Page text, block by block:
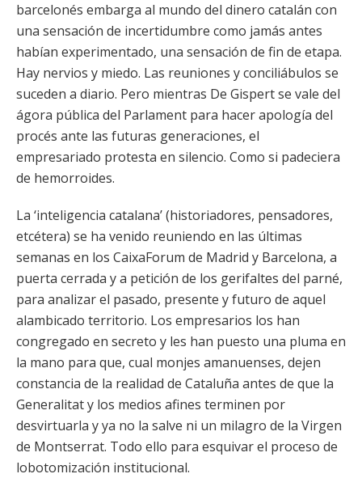
barcelonés embarga al mundo del dinero catalán con
una sensación de incertidumbre como jamás antes
habían experimentado, una sensación de fin de etapa.
Hay nervios y miedo. Las reuniones y conciliábulos se
suceden a diario. Pero mientras De Gispert se vale del
ágora pública del Parlament para hacer apología del
procés ante las futuras generaciones, el
empresariado protesta en silencio. Como si padeciera
de hemorroides.
La ‘inteligencia catalana’ (historiadores, pensadores,
etcétera) se ha venido reuniendo en las últimas
semanas en los CaixaForum de Madrid y Barcelona, a
puerta cerrada y a petición de los gerifaltes del parné,
para analizar el pasado, presente y futuro de aquel
alambicado territorio. Los empresarios los han
congregado en secreto y les han puesto una pluma en
la mano para que, cual monjes amanuenses, dejen
constancia de la realidad de Cataluña antes de que la
Generalitat y los medios afines terminen por
desvirtuarla y ya no la salve ni un milagro de la Virgen
de Montserrat. Todo ello para esquivar el proceso de
lobotomización institucional.